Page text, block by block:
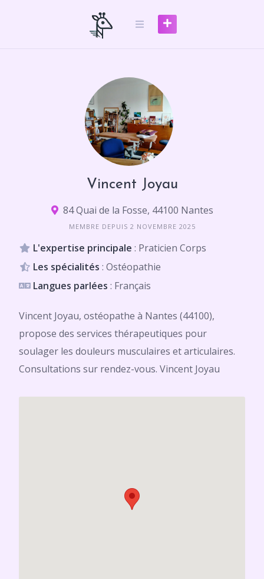
Vincent Joyau
84 Quai de la Fosse, 44100 Nantes
MEMBRE DEPUIS 2 NOVEMBRE 2025
L'expertise principale : Praticien Corps
Les spécialités : Ostéopathie
Langues parlées : Français
Vincent Joyau, ostéopathe à Nantes (44100),
propose des services thérapeutiques pour
soulager les douleurs musculaires et articulaires.
Consultations sur rendez-vous. Vincent Joyau